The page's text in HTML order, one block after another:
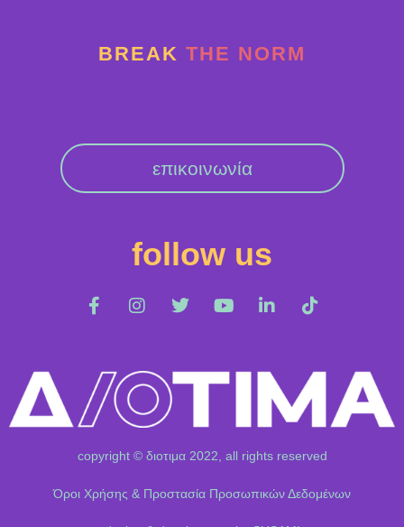
BREAK THE NORM
επικοινωνία
follow us
copyright © διοτιμα 2022, all rights reserved
Όροι Χρήσης & Προστασία Προσωπικών Δεδομένων